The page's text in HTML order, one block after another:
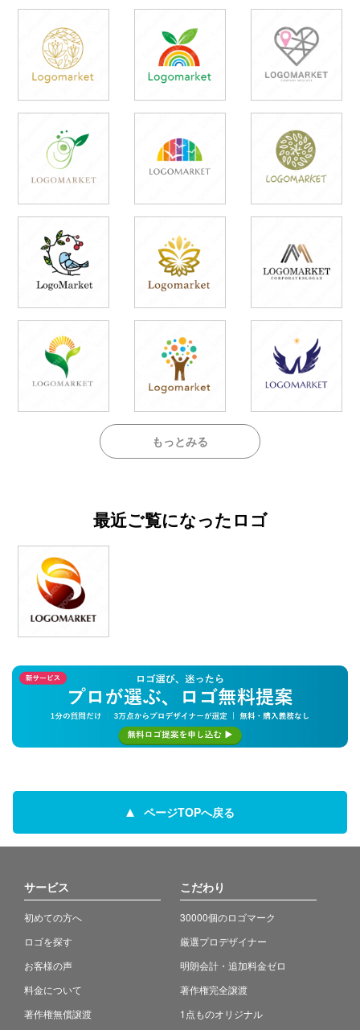
もっとみる
最近ご覧になったロゴ
ページTOPへ戻る
サービス
初めての方へ
ロゴを探す
お客様の声
料金について
著作権無償譲渡
こだわり
30000個のロゴマーク
厳選プロデザイナー
明朗会計・追加料金ゼロ
著作権完全譲渡
1点ものオリジナル